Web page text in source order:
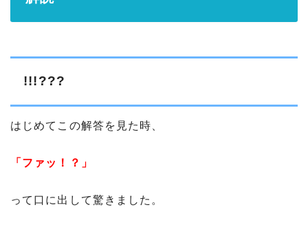
!!!???
はじめてこの解答を見た時、
「ファッ！？」
って口に出して驚きました。